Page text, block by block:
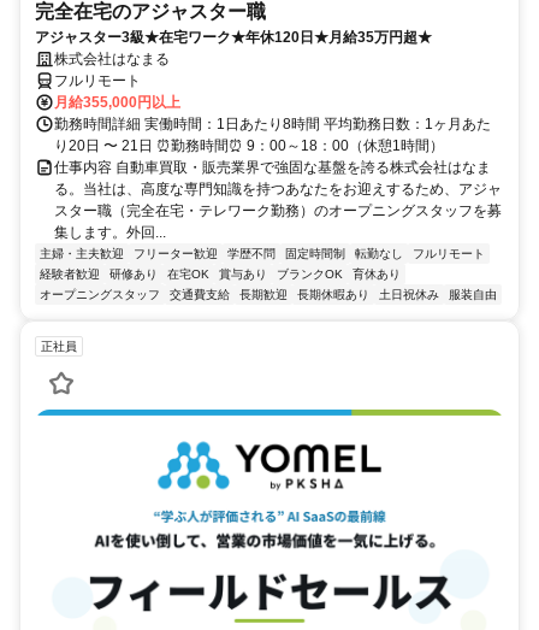
完全在宅のアジャスター職
アジャスター3級★在宅ワーク★年休120日★月給35万円超★
株式会社はなまる
フルリモート
月給355,000円以上
勤務時間詳細 実働時間：1日あたり8時間 平均勤務日数：1ヶ月あた
り20日 〜 21日 ⏰勤務時間⏰ 9：00～18：00（休憩1時間）
仕事内容 自動車買取・販売業界で強固な基盤を誇る株式会社はなま
る。当社は、高度な専門知識を持つあなたをお迎えするため、アジャ
スター職（完全在宅・テレワーク勤務）のオープニングスタッフを募
集します。外回...
主婦・主夫歓迎 フリーター歓迎 学歴不問 固定時間制 転勤なし
フルリモート
経験者歓迎
研修あり 在宅OK 賞与あり ブランクOK
育休あり
オープニングスタッフ
交通費支給 長期歓迎 長期休暇あり 土日祝休み 服装自由
正社員